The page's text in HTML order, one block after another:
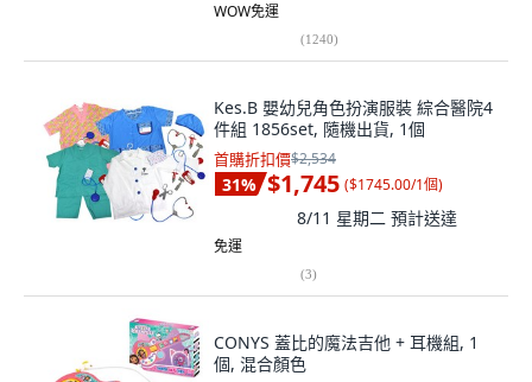
WOW免運
(1240)
Kes.B 嬰幼兒角色扮演服裝 綜合醫院4
件組 1856set, 隨機出貨, 1個
首購折扣價$2,534
31% $1,745 ($1745.00/1個)
8/11 星期二 預計送達
免運
(3)
CONYS 蓋比的魔法吉他 + 耳機組, 1
個, 混合顏色